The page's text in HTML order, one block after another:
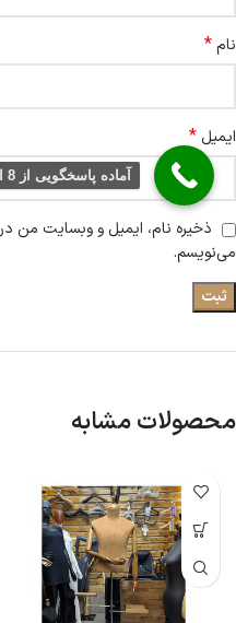
نام*
ایمیل *
ذخیره نام، ایمیل و وبسایت من
می‌نویسم.
محصولات مشابه
آماده پاسخگویی از 8 الی 20